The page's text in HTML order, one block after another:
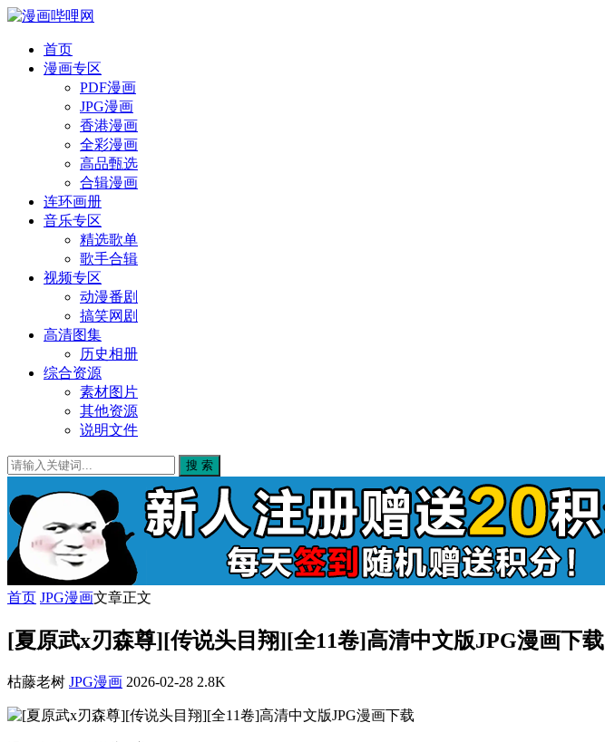
首页
漫画专区
PDF漫画
JPG漫画
香港漫画
全彩漫画
高品甄选
合辑漫画
连环画册
音乐专区
精选歌单
歌手合辑
视频专区
动漫番剧
搞笑网剧
高清图集
历史相册
综合资源
素材图片
其他资源
说明文件
搜 索
首页 JPG漫画文章正文
[夏原武x刃森尊][传说头目翔][全11卷]高清中文版JPG漫画下载
枯藤老树 JPG漫画 2026-02-28 2.8K